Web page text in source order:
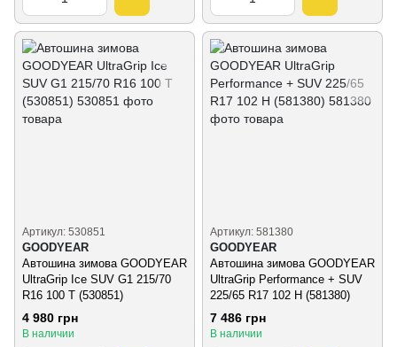
Артикул: 530851
GOODYEAR
Автошина зимова GOODYEAR
UltraGrip Ice SUV G1 215/70
R16 100 T (530851)
4 980 грн
В наличии
Артикул: 581380
GOODYEAR
Автошина зимова GOODYEAR
UltraGrip Performance + SUV
225/65 R17 102 H (581380)
7 486 грн
В наличии